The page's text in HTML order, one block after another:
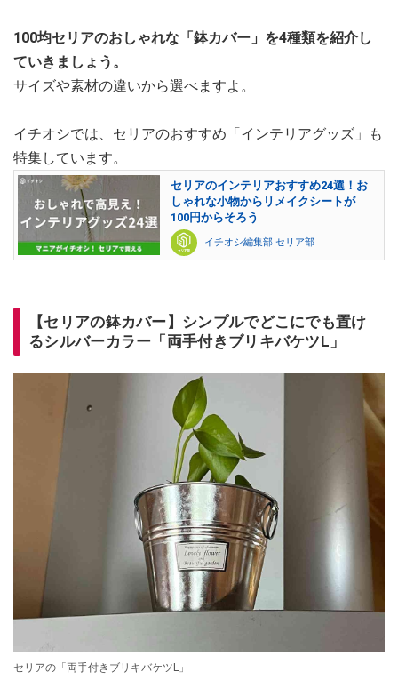
100均セリアのおしゃれな「鉢カバー」を4種類を紹介し
ていきましょう。
サイズや素材の違いから選べますよ。
イチオシでは、セリアのおすすめ「インテリアグッズ」も
特集しています。
セリアのインテリアおすすめ24選！お
しゃれな小物からリメイクシートが
100円からそろう
イチオシ編集部 セリア部
【セリアの鉢カバー】シンプルでどこにでも置け
るシルバーカラー「両手付きブリキバケツL」
セリアの「両手付きブリキバケツL」